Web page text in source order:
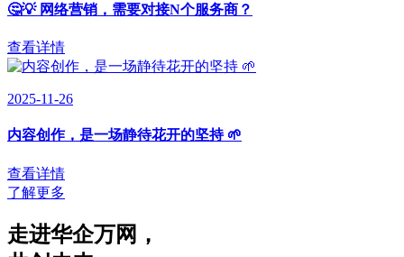
🤔💡 网络营销，需要对接N个服务商？
查看详情
2025-11-26
内容创作，是一场静待花开的坚持 🌱
查看详情
了解更多
走进华企万网 ，